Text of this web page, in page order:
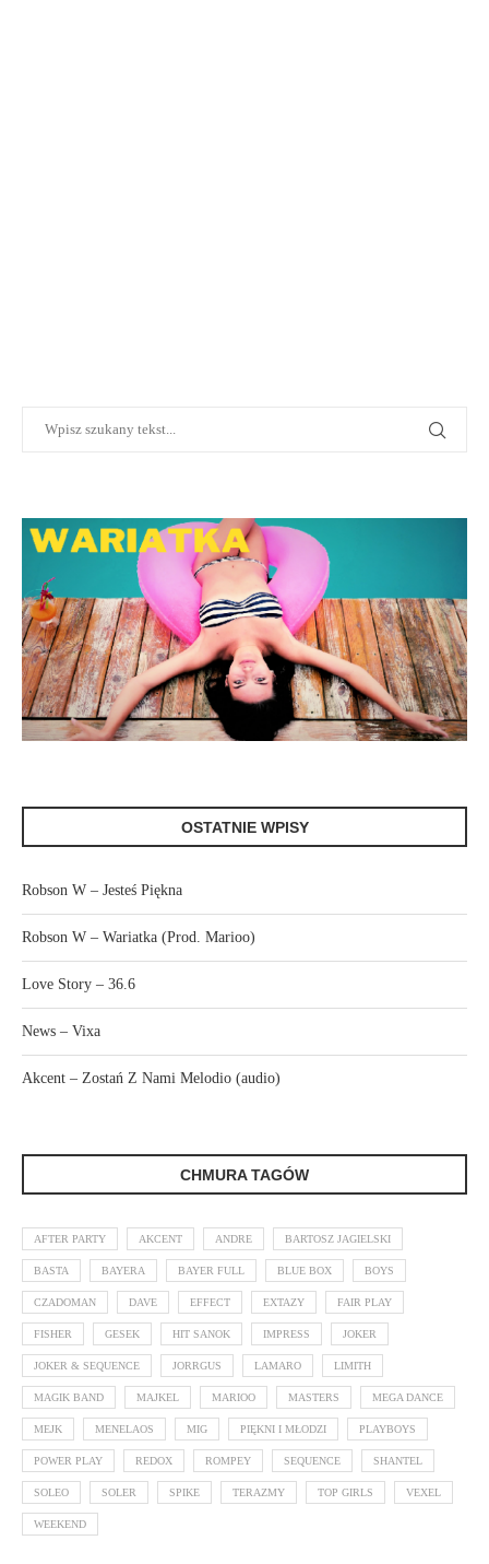
OSTATNIE WPISY
Robson W – Jesteś Piękna
Robson W – Wariatka (Prod. Marioo)
Love Story – 36.6
News – Vixa
Akcent – Zostań Z Nami Melodio (audio)
CHMURA TAGÓW
AFTER PARTY AKCENT ANDRE BARTOSZ JAGIELSKI
BASTA BAYERA BAYER FULL BLUE BOX BOYS
CZADOMAN DAVE EFFECT EXTAZY FAIR PLAY
FISHER GESEK HIT SANOK IMPRESS JOKER
JOKER & SEQUENCE JORRGUS LAMARO LIMITH
MAGIK BAND MAJKEL MARIOO MASTERS MEGA DANCE
MEJK MENELAOS MIG PIĘKNI I MŁODZI PLAYBOYS
POWER PLAY REDOX ROMPEY SEQUENCE SHANTEL
SOLEO SOLER SPIKE TERAZMY TOP GIRLS VEXEL
WEEKEND